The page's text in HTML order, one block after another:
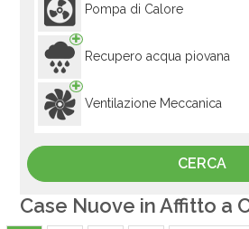
Pompa di Calore
Recupero acqua piovana
Ventilazione Meccanica
Case Nuove in Affitto a